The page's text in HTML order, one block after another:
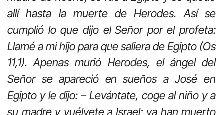
allí hasta la muerte de Herodes. Así se
cumplió lo que dijo el Señor por el profeta:
Llamé a mi hijo para que saliera de Egipto (Os
11,1). Apenas murió Herodes, el ángel del
Señor se apareció en sueños a José en
Egipto y le dijo: – Levántate, coge al niño y a
su madre y vuélvete a Israel; ya han muerto